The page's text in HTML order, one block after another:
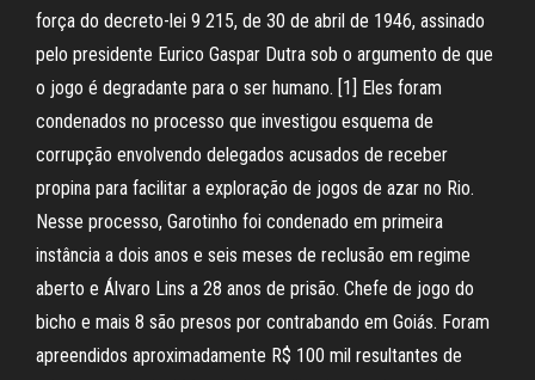
força do decreto-lei 9 215, de 30 de abril de 1946, assinado
pelo presidente Eurico Gaspar Dutra sob o argumento de que
o jogo é degradante para o ser humano. [1] Eles foram
condenados no processo que investigou esquema de
corrupção envolvendo delegados acusados de receber
propina para facilitar a exploração de jogos de azar no Rio.
Nesse processo, Garotinho foi condenado em primeira
instância a dois anos e seis meses de reclusão em regime
aberto e Álvaro Lins a 28 anos de prisão. Chefe de jogo do
bicho e mais 8 são presos por contrabando em Goiás. Foram
apreendidos aproximadamente R$ 100 mil resultantes de